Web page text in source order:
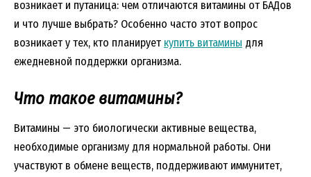
возникает и путаница: чем отличаются витамины от БАДов
и что лучше выбрать? Особенно часто этот вопрос
возникает у тех, кто планирует купить витамины для
ежедневной поддержки организма.
Что такое витамины?
Витамины — это биологически активные вещества,
необходимые организму для нормальной работы. Они
участвуют в обмене веществ, поддерживают иммунитет,